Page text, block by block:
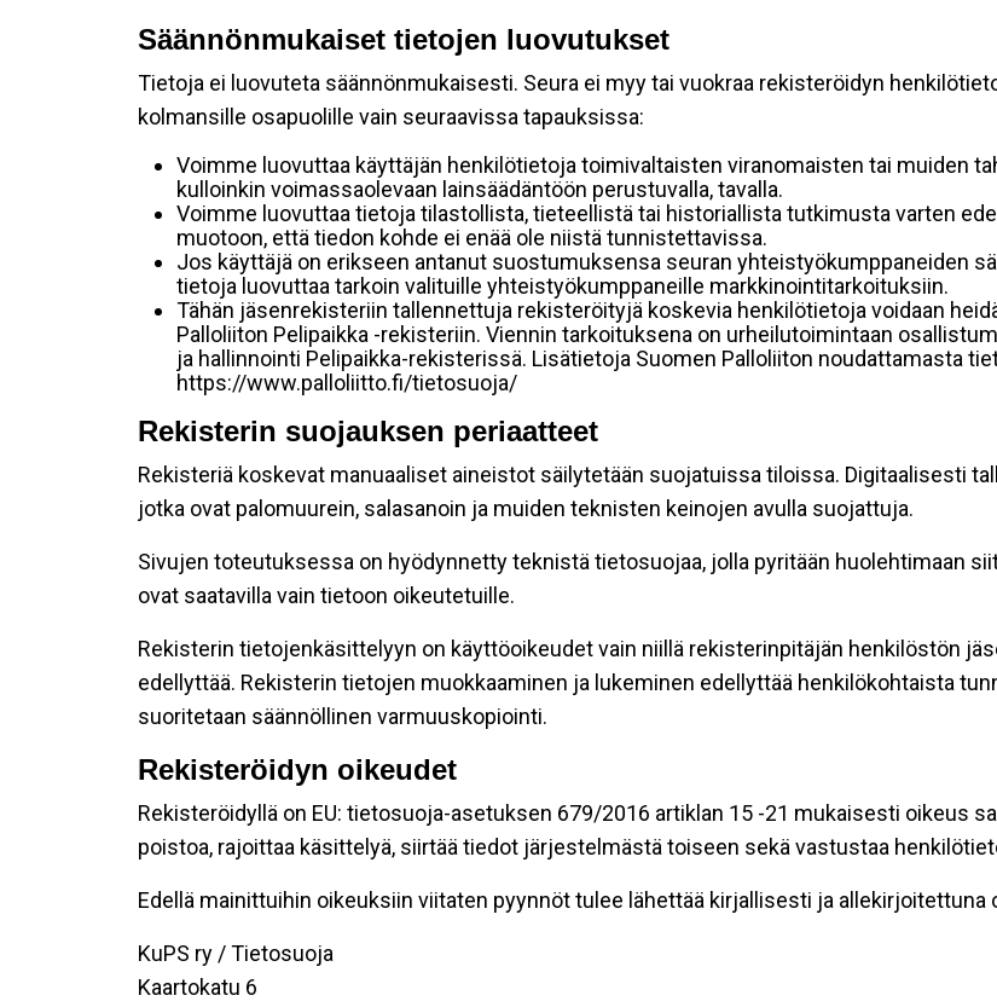
Säännönmukaiset tietojen luovutukset
Tietoja ei luovuteta säännönmukaisesti. Seura ei myy tai vuokraa rekisteröidyn
kolmansille osapuolille vain seuraavissa tapauksissa:
Voimme luovuttaa käyttäjän henkilötietoja toimivaltaisten viranomaisten tai muiden
kulloinkin voimassaolevaan lainsäädäntöön perustuvalla, tavalla.
Voimme luovuttaa tietoja tilastollista, tieteellistä tai historiallista tutkimusta varten
muotoon, että tiedon kohde ei enää ole niistä tunnistettavissa.
Jos käyttäjä on erikseen antanut suostumuksensa seuran yhteistyökumppaneiden
tietoja luovuttaa tarkoin valituille yhteistyökumppaneille markkinointitarkoituksiin.
Tähän jäsenrekisteriin tallennettuja rekisteröityjä koskevia henkilötietoja voidaan
Palloliiton Pelipaikka -rekisteriin. Viennin tarkoituksena on urheilutoimintaan
ja hallinnointi Pelipaikka-rekisterissä. Lisätietoja Suomen Palloliiton noudattamasta
https://www.palloliitto.fi/tietosuoja/
Rekisterin suojauksen periaatteet
Rekisteriä koskevat manuaaliset aineistot säilytetään suojatuissa tiloissa. Digitaalisesti
jotka ovat palomuurein, salasanoin ja muiden teknisten keinojen avulla suojattuja.
Sivujen toteutuksessa on hyödynnetty teknistä tietosuojaa, jolla pyritään huolehtimaan
ovat saatavilla vain tietoon oikeutetuille.
Rekisterin tietojenkäsittelyyn on käyttöoikeudet vain niillä rekisterinpitäjän henkilöstön
edellyttää. Rekisterin tietojen muokkaaminen ja lukeminen edellyttää henkilökohtaista
suoritetaan säännöllinen varmuuskopiointi.
Rekisteröidyn oikeudet
Rekisteröidyllä on EU: tietosuoja-asetuksen 679/2016 artiklan 15 -21 mukaisesti oikeus
poistoa, rajoittaa käsittelyä, siirtää tiedot järjestelmästä toiseen sekä vastustaa
Edellä mainittuihin oikeuksiin viitaten pyynnöt tulee lähettää kirjallisesti ja allekirjoitettuna
KuPS ry / Tietosuoja
Kaartokatu 6